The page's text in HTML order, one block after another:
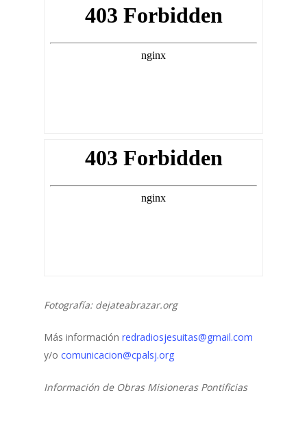
Fotografía: dejateabrazar.org
Más información redradiosjesuitas@gmail.com
y/o comunicacion@cpalsj.org
Información de Obras Misioneras Pontificias